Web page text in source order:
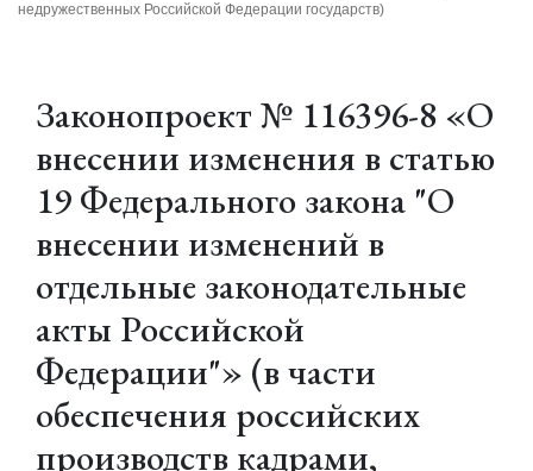
недружественных Российской Федерации государств)
Законопроект № 116396-8 «О
внесении изменения в статью
19 Федерального закона "О
внесении изменений в
отдельные законодательные
акты Российской
Федерации"» (в части
обеспечения российских
производств кадрами,